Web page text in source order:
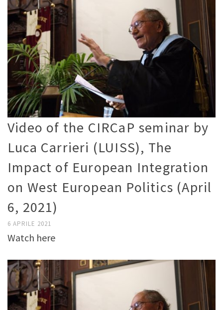
Video of the CIRCaP seminar by
Luca Carrieri (LUISS), The
Impact of European Integration
on West European Politics (April
6, 2021)
6 APRILE 2021
Watch here